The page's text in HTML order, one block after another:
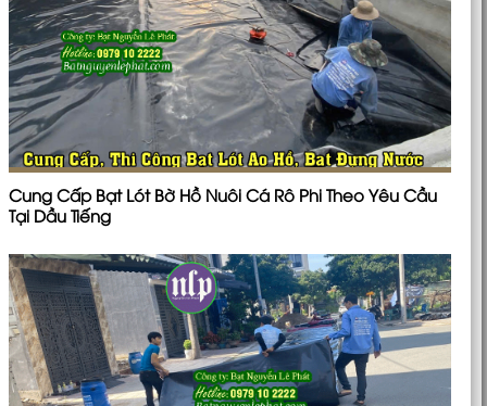
Cung Cấp Bạt Lót Bờ Hồ Nuôi Cá Rô Phi Theo Yêu Cầu
Tại Dầu Tiếng